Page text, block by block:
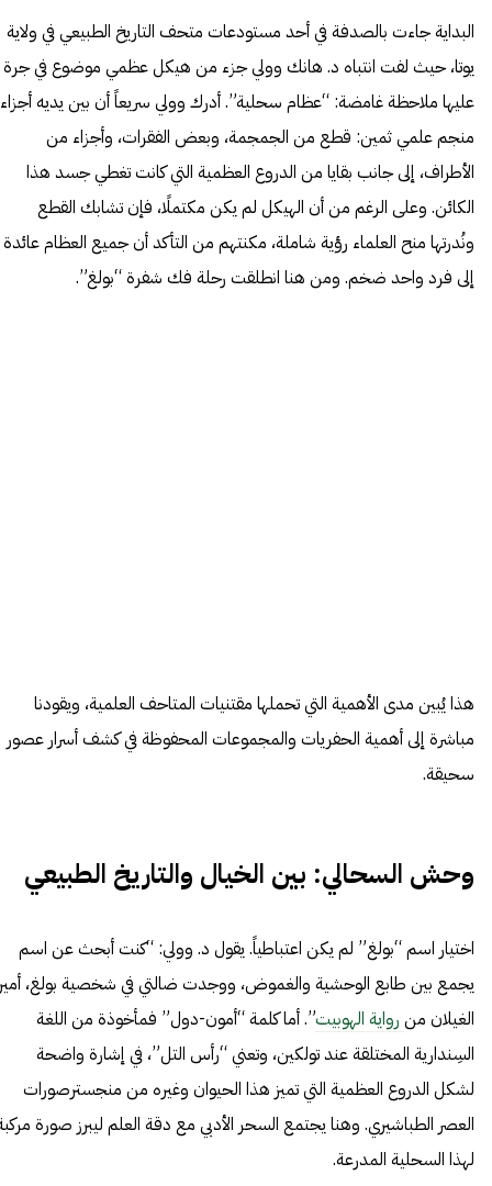
البداية جاءت بالصدفة في أحد مستودعات متحف التاريخ الطبيعي في ولاية
يوتا، حيث لفت انتباه د. هانك وولي جزء من هيكل عظمي موضوع في جرة
عليها ملاحظة غامضة: “عظام سحلية”. أدرك وولي سريعاً أن بين يديه أجزاء
منجم علمي ثمين: قطع من الجمجمة، وبعض الفقرات، وأجزاء من
الأطراف، إلى جانب بقايا من الدروع العظمية التي كانت تغطي جسد هذا
الكائن. وعلى الرغم من أن الهيكل لم يكن مكتملًا، فإن تشابك القطع
ونُدرتها منح العلماء رؤية شاملة، مكنتهم من التأكد أن جميع العظام عائدة
إلى فرد واحد ضخم. ومن هنا انطلقت رحلة فك شفرة “بولغ”.
هذا يُبين مدى الأهمية التي تحملها مقتنيات المتاحف العلمية، ويقودنا
مباشرة إلى أهمية الحفريات والمجموعات المحفوظة في كشف أسرار عصور
سحيقة.
وحش السحالي: بين الخيال والتاريخ الطبيعي
اختيار اسم “بولغ” لم يكن اعتباطياً. يقول د. وولي: “كنت أبحث عن اسم
يجمع بين طابع الوحشية والغموض، ووجدت ضالتي في شخصية بولغ،
الغيلان من رواية الهوبيت”. أما كلمة “أمون-دول” فمأخوذة من اللغة
السِندارية المختلقة عند تولكين، وتعني “رأس التل”، في إشارة واضحة
لشكل الدروع العظمية التي تميز هذا الحيوان وغيره من منجسترصورات
العصر الطباشيري. وهنا يجتمع السحر الأدبي مع دقة العلم ليبرز صورة
لهذا السحلية المدرعة.